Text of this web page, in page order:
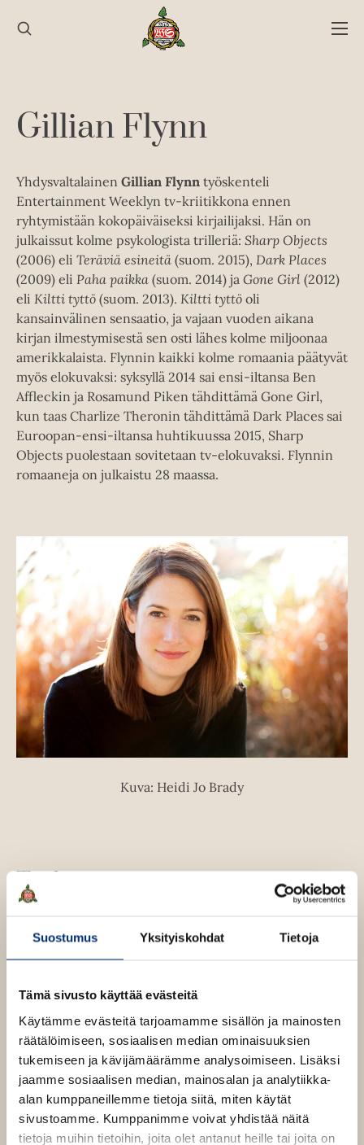
Suostumus Yksityiskohdat Tietoja
Tämä sivusto käyttää evästeitä
Käytämme evästeitä tarjoamamme sisällön ja mainosten
räätälöimiseen, sosiaalisen median ominaisuuksien
tukemiseen ja kävijämäärämme analysoimiseen. Lisäksi
jaamme sosiaalisen median, mainosalan ja analytiikka-
alan kumppaneillemme tietoja siitä, miten käytät
sivustoamme. Kumppanimme voivat yhdistää näitä
tietoja muihin tietoihin, joita olet antanut heille tai joita on
sisältöön
Gillian Flynn
Yhdysvaltalainen Gillian Flynn työskenteli
Entertainment Weeklyn tv-kriitikkona ennen
ryhtymistään kokopäiväiseksi kirjailijaksi. Hän on
julkaissut kolme psykologista trilleriä: Sharp Objects
(2006) eli Teräviä esineitä (suom. 2015), Dark Places
(2009) eli Paha paikka (suom. 2014) ja Gone Girl (2012)
eli Kiltti tyttö (suom. 2013). Kiltti tyttö oli
kansainvälinen sensaatio, ja vajaan vuoden aikana
kirjan ilmestymisestä sen osti lähes kolme miljoonaa
amerikkalaista. Flynnin kaikki kolme romaania päätyvät
myös elokuvaksi: syksyllä 2014 sai ensi-iltansa Ben
Affleckin ja Rosamund Piken tähdittämä Gone Girl,
kun taas Charlize Theronin tähdittämä Dark Places sai
Euroopan-ensi-iltansa huhtikuussa 2015, Sharp
Objects puolestaan sovitetaan tv-elokuvaksi. Flynnin
romaaneja on julkaistu 28 maassa.
Kuva: Heidi Jo Brady
Teokset